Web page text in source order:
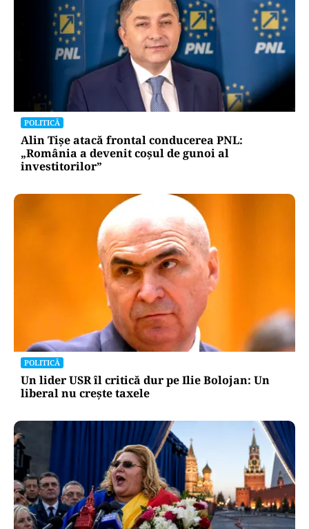
POLITICĂ
Alin Tișe atacă frontal conducerea PNL:
„România a devenit coșul de gunoi al
investitorilor”
POLITICĂ
Un lider USR îl critică dur pe Ilie Bolojan: Un
liberal nu crește taxele